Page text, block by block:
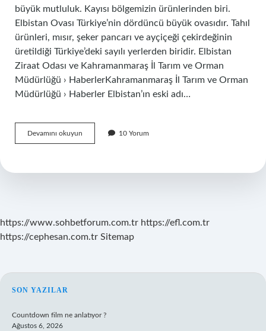
büyük mutluluk. Kayısı bölgemizin ürünlerinden biri.
Elbistan Ovası Türkiye’nin dördüncü büyük ovasıdır. Tahıl
ürünleri, mısır, şeker pancarı ve ayçiçeği çekirdeğinin
üretildiği Türkiye’deki sayılı yerlerden biridir. Elbistan
Ziraat Odası ve Kahramanmaraş İl Tarım ve Orman
Müdürlüğü › HaberlerKahramanmaraş İl Tarım ve Orman
Müdürlüğü › Haberler Elbistan’ın eski adı…
Devamını okuyun
Elbistanda
10 Yorum
https://www.sohbetforum.com.tr https://efl.com.tr
https://cephesan.com.tr Sitemap
SIDEBAR
SON YAZILAR
Countdown film ne anlatıyor ?
Ağustos 6, 2026